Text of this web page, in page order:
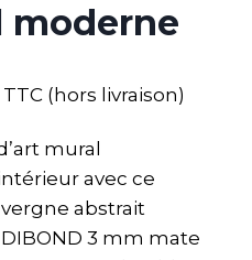
moderne
TTC (hors livraison)
mural
avec ce
abstrait
3 mm mate